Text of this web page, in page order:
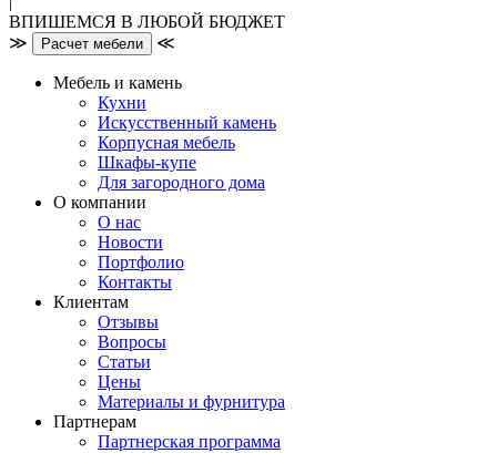
ВПИШЕМСЯ В ЛЮБОЙ БЮДЖЕТ
≫
Расчет мебели ≪
Мебель и камень
Кухни
Искусственный камень
Корпусная мебель
Шкафы-купе
Для загородного дома
О компании
О нас
Новости
Портфолио
Контакты
Клиентам
Отзывы
Вопросы
Статьи
Цены
Материалы и фурнитура
Партнерам
Партнерская программа